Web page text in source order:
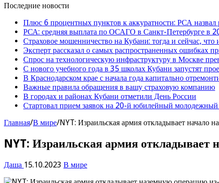
Последние новости
Плюс 6 процентных пунктов к аккуратности: РСА
РСА: средняя выплата по ОСАГО в Санкт-Петербурге в
Страховое мошенничество на Кубани: тогда и сейчас, что
Эксперт рассказал о самых распространенных ошибках
Спрос на технологическую инфраструктуру в Москве
С нового учебного года в 35 школах Кубани запустят
В Краснодарском крае с начала года капитально
Важные правила обращения в вашу страховую компанию
В городах и районах Кубани отметили День России
Стартовал прием заявок на 20-й юбилейный
Главная/В мире/NYT: Израильская армия откладывает начало
NYT: Израильская армия откладывает
Даша 15.10.2023 В мире